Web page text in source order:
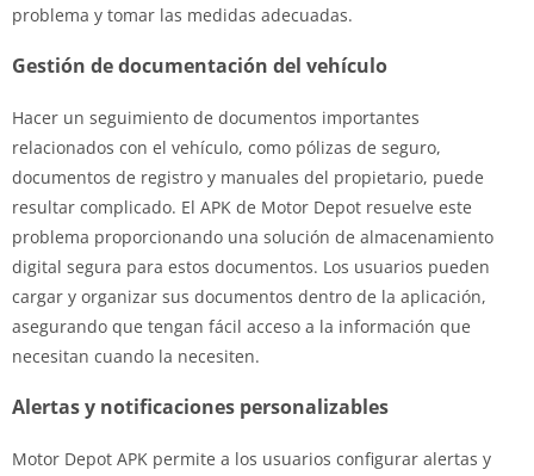
problema y tomar las medidas adecuadas.
Gestión de documentación del vehículo
Hacer un seguimiento de documentos importantes
relacionados con el vehículo, como pólizas de seguro,
documentos de registro y manuales del propietario, puede
resultar complicado. El APK de Motor Depot resuelve este
problema proporcionando una solución de almacenamiento
digital segura para estos documentos. Los usuarios pueden
cargar y organizar sus documentos dentro de la aplicación,
asegurando que tengan fácil acceso a la información que
necesitan cuando la necesiten.
Alertas y notificaciones personalizables
Motor Depot APK permite a los usuarios configurar alertas y